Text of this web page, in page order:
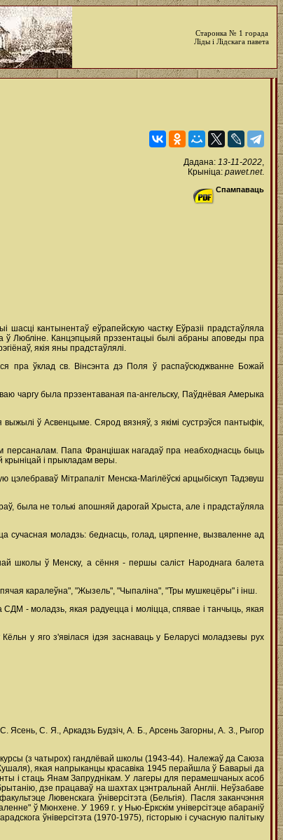
Старонка № 1 горада
Ліды і Лідскага павета
Дадана: 13-11-2022,
Крыніца: pawet.net.
Спампаваць
кантынентаў еўрапейскую частку Еўразіі прадстаўляла
ў Любліне. Канцэпцыяй прэзентацыі былі абраны аповеды пра
якія яны прадстаўлялі.
пра ўклад св. Вінсэнта дэ Поля ў распаўсюджванне Божай
чаргу была прэзентаваная па-ангельску, Паўднёвая Амерыка
ў Асвенцыме. Сярод вязняў, з якімі сустрэўся пантыфік,
персаналам. Папа Францішак нагадаў пра неабходнасць быць
крыніцай і прыкладам веры.
цэлебраваў Мітрапаліт Менска-Магілёўскі арцыбіскуп Тадэвуш
была не толькі апошняй дарогай Хрыста, але і прадстаўляла
сучасная моладзь: беднасць, голад, цярпенне, вызваленне ад
школы ў Менску, а сёння - першы саліст Народнага балета
каралеўна", "Жызель", "Чыпаліна", "Тры мушкецёры" і інш.
- моладзь, якая радуецца і моліцца, спявае і танчыць, якая
у яго з'явілася ідэя заснаваць у Беларусі моладзевы рух
Ясень, С. Я., Аркадзь Будзіч, А. Б., Арсень Загорны, А. З., Рыгор
курсы (з чатырох) гандлёвай школы (1943-44). Належаў да Саюза
якая напрыканцы красавіка 1945 перайшла ў Баварыі да
і стаць Янам Запруднікам. У лагеры для перамешчаных асоб
дзе працаваў на шахтах цэнтральнай Англіі. Неўзабаве
Лювенскага ўніверсітэта (Бельгія). Пасля заканчэння
ў Мюнхене. У 1969 г. у Нью-Ёркскім універсітэце абараніў
ўніверсітэта (1970-1975), гісторыю і сучасную палітыку